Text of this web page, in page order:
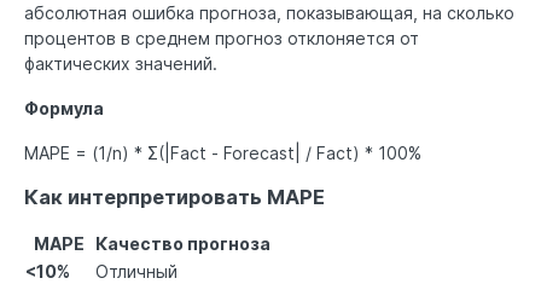
абсолютная ошибка прогноза, показывающая, на сколько
процентов в среднем прогноз отклоняется от
фактических значений.
Формула
MAPE = (1/n) * Σ(|Fact - Forecast| / Fact) * 100%
Как интерпретировать MAPE
MAPE
Качество прогноза
<10%
Отличный